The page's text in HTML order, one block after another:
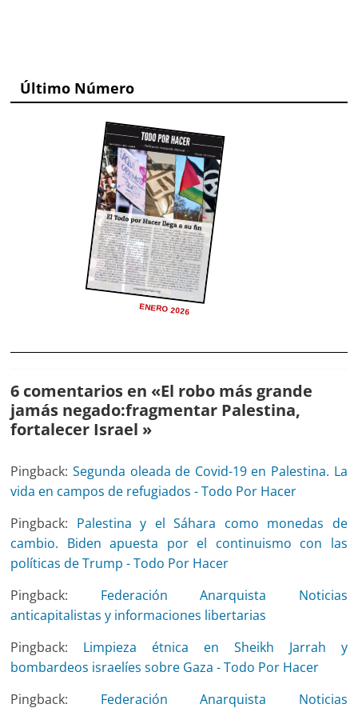
Último Número
ENERO 2026
6 comentarios en «El robo más grande
jamás negado:fragmentar Palestina,
fortalecer Israel »
Pingback:Segunda oleada de Covid-19 en Palestina. La
vida en campos de refugiados - Todo Por Hacer
Pingback: Palestina y el Sáhara como monedas de
cambio. Biden apuesta por el continuismo con las
políticas de Trump - Todo Por Hacer
Pingback: Federación Anarquista Noticias
anticapitalistas y informaciones libertarias
Pingback: Limpieza étnica en Sheikh Jarrah y
bombardeos israelíes sobre Gaza - Todo Por Hacer
Pingback: Federación Anarquista Noticias